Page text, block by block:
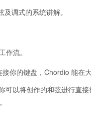
调式的系统讲解。
流。
你的键盘，Chordio 能在
可以将创作的和弦进行直